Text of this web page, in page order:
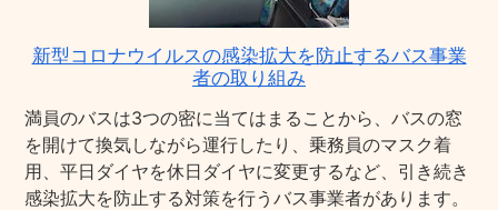
新型コロナウイルスの感染拡大を防止するバス事業
者の取り組み
満員のバスは3つの密に当てはまることから、バスの窓
を開けて換気しながら運行したり、乗務員のマスク着
用、平日ダイヤを休日ダイヤに変更するなど、引き続き
感染拡大を防止する対策を行うバス事業者があります。